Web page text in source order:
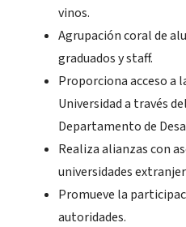
vinos.
Agrupación coral de
graduados y staff.
Proporciona acceso a
Universidad a través
Departamento de
Realiza alianzas con
universidades
Promueve la
autoridades.